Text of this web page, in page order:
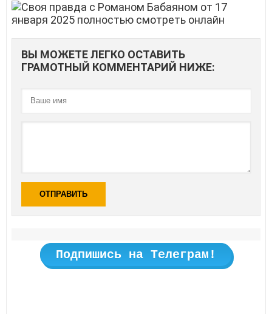
ВЫ МОЖЕТЕ ЛЕГКО ОСТАВИТЬ
ГРАМОТНЫЙ КОММЕНТАРИЙ НИЖЕ:
ОТПРАВИТЬ
Подпишись на Телеграм!